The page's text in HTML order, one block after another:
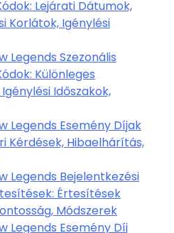
Lejárati Dátumok,
Korlátok, Igénylési
Legends Szezonális
Különleges
Időszakok,
Legends Esemény Díjak
Kérdések, Hibaelhárítás,
Legends Bejelentkezési
Értesítések
Módszerek
Legends Esemény Díj